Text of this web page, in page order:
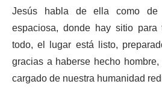
Jesús habla de ella como
espaciosa, donde hay sitio
todo, el lugar está listo,
gracias a haberse hecho
cargado de nuestra humanidad